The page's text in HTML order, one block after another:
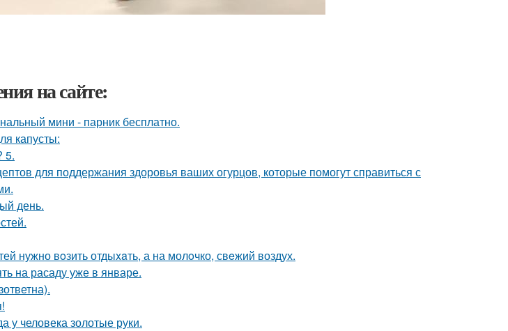
на сайте:
мини - парник бесплатно.
капусты:
5.
для поддержания здоровья ваших огурцов, которые помогут справиться с
день.
нужно вoзить отдыxaть, а на молoчко, свeжий воздух.
на расаду уже в январе.
у человека золотые руки.